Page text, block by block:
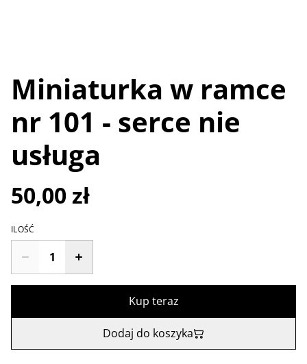
Miniaturka w ramce
nr 101 - serce nie
usługa
50,00 zł
ILOŚĆ
Kup teraz
Dodaj do koszyka